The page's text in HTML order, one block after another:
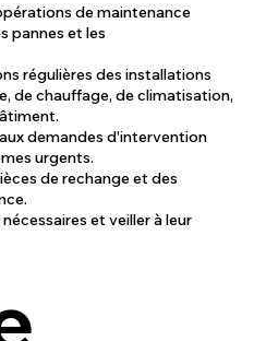
de maintenance
pannes et les
régulières des installations
de chauffage, de climatisation,
demandes d'intervention
urgents.
de rechange et des
et veiller à leur